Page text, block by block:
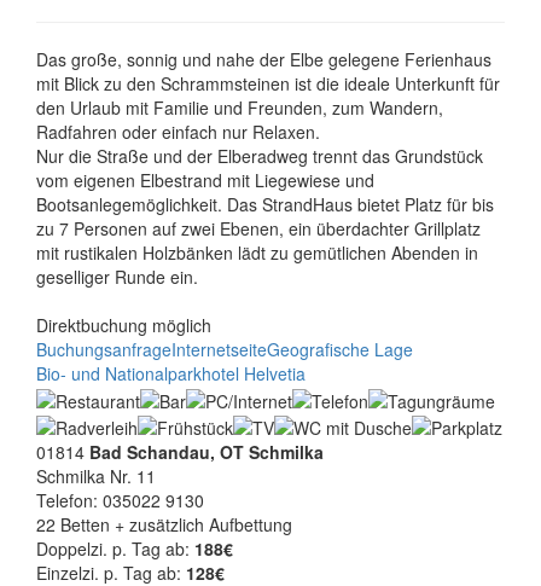
Das große, sonnig und nahe der Elbe gelegene Ferienhaus
mit Blick zu den Schrammsteinen ist die ideale Unterkunft für
den Urlaub mit Familie und Freunden, zum Wandern,
Radfahren oder einfach nur Relaxen.
Nur die Straße und der Elberadweg trennt das Grundstück
vom eigenen Elbestrand mit Liegewiese und
Bootsanlegemöglichkeit. Das StrandHaus bietet Platz für bis
zu 7 Personen auf zwei Ebenen, ein überdachter Grillplatz
mit rustikalen Holzbänken lädt zu gemütlichen Abenden in
geselliger Runde ein.
Direktbuchung möglich
BuchungsanfrageInternetseiteGeografische Lage
Bio- und Nationalparkhotel Helvetia
01814 Bad Schandau, OT Schmilka
Schmilka Nr. 11
Telefon: 035022 9130
22 Betten + zusätzlich Aufbettung
Doppelzi. p. Tag ab: 188€
Einzelzi. p. Tag ab: 128€